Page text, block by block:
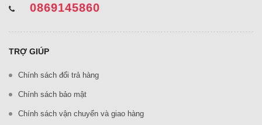
0869145860
TRỢ GIÚP
Chính sách đổi trả hàng
Chính sách bảo mật
Chính sách vận chuyển và giao hàng